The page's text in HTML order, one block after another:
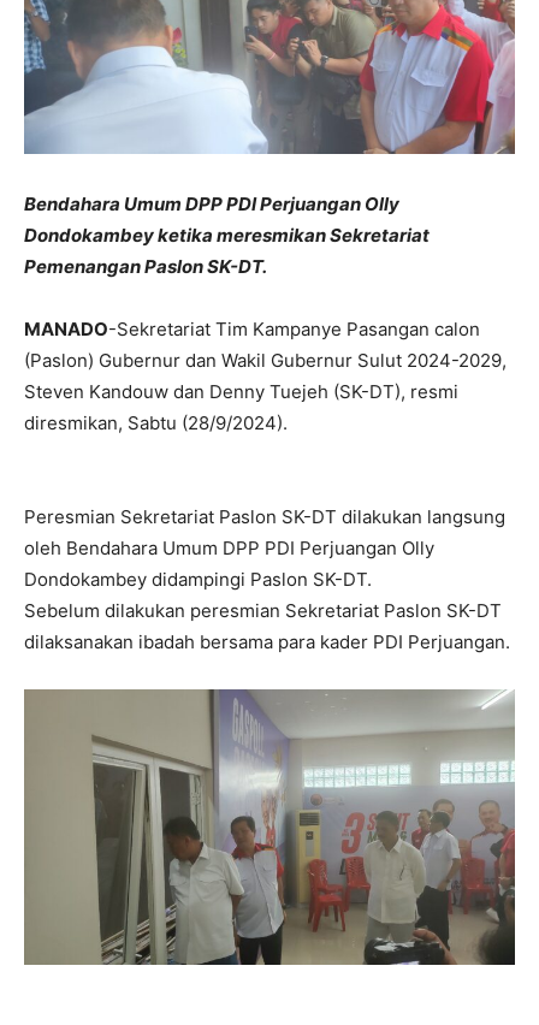
Bendahara Umum DPP PDI Perjuangan Olly
Dondokambey ketika meresmikan Sekretariat
Pemenangan Paslon SK-DT.
MANADO-Sekretariat Tim Kampanye Pasangan calon
(Paslon) Gubernur dan Wakil Gubernur Sulut 2024-2029,
Steven Kandouw dan Denny Tuejeh (SK-DT), resmi
diresmikan, Sabtu (28/9/2024).
Peresmian Sekretariat Paslon SK-DT dilakukan langsung
oleh Bendahara Umum DPP PDI Perjuangan Olly
Dondokambey didampingi Paslon SK-DT.
Sebelum dilakukan peresmian Sekretariat Paslon SK-DT
dilaksanakan ibadah bersama para kader PDI Perjuangan.